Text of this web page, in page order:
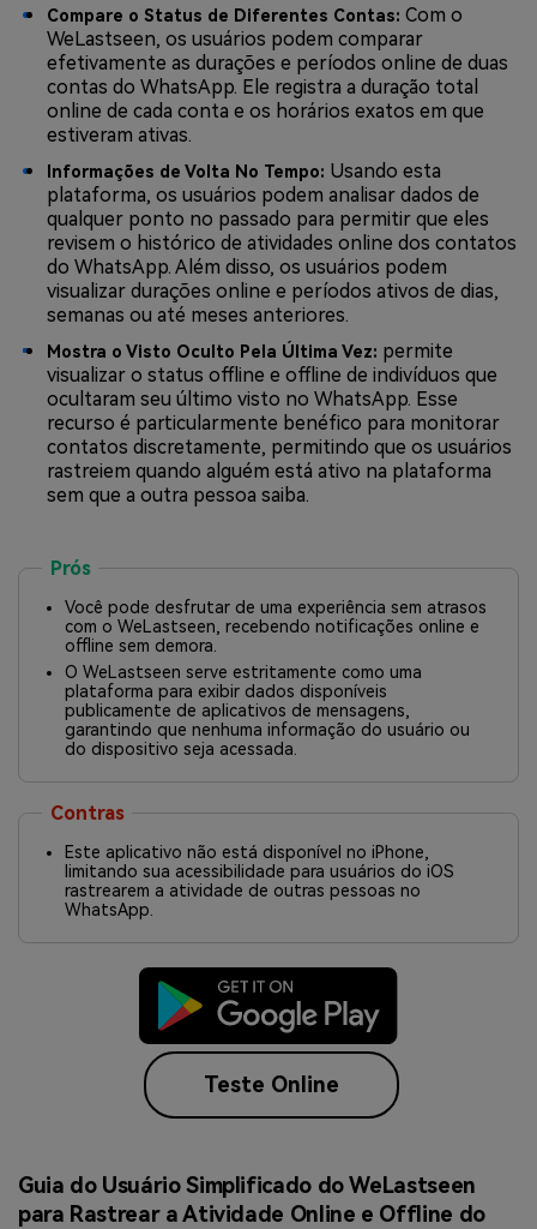
Compare o Status de Diferentes Contas: Com o
WeLastseen, os usuários podem comparar
efetivamente as durações e períodos online de duas
contas do WhatsApp. Ele registra a duração total
online de cada conta e os horários exatos em que
estiveram ativas.
Informações de Volta No Tempo: Usando esta
plataforma, os usuários podem analisar dados de
qualquer ponto no passado para permitir que eles
revisem o histórico de atividades online dos contatos
do WhatsApp. Além disso, os usuários podem
visualizar durações online e períodos ativos de dias,
semanas ou até meses anteriores.
Mostra o Visto Oculto Pela Última Vez: permite
visualizar o status offline e offline de indivíduos que
ocultaram seu último visto no WhatsApp. Esse
recurso é particularmente benéfico para monitorar
contatos discretamente, permitindo que os usuários
rastreiem quando alguém está ativo na plataforma
sem que a outra pessoa saiba.
Prós
Você pode desfrutar de uma experiência sem atrasos
com o WeLastseen, recebendo notificações online e
offline sem demora.
O WeLastseen serve estritamente como uma
plataforma para exibir dados disponíveis
publicamente de aplicativos de mensagens,
garantindo que nenhuma informação do usuário ou
do dispositivo seja acessada.
Contras
Este aplicativo não está disponível no iPhone,
limitando sua acessibilidade para usuários do iOS
rastrearem a atividade de outras pessoas no
WhatsApp.
Teste Online
Guia do Usuário Simplificado do WeLastseen
para Rastrear a Atividade Online e Offline do